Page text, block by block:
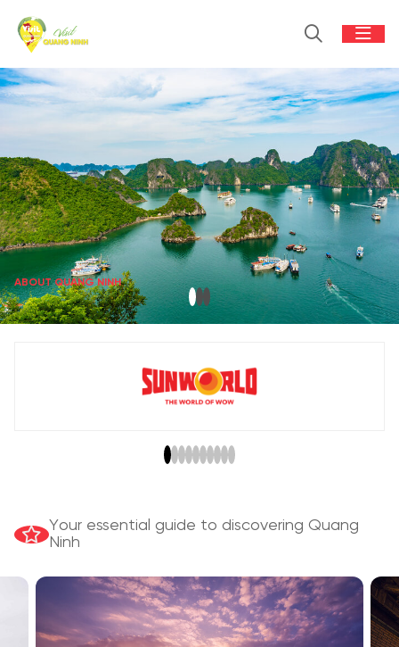
ABOUT QUANG NINH
Your essential guide to discovering Quang
Ninh